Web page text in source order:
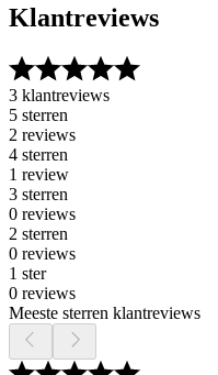
Klantreviews
3 klantreviews
5 sterren
2 reviews
4 sterren
1 review
3 sterren
0 reviews
2 sterren
0 reviews
1 ster
0 reviews
Meeste sterren klantreviews